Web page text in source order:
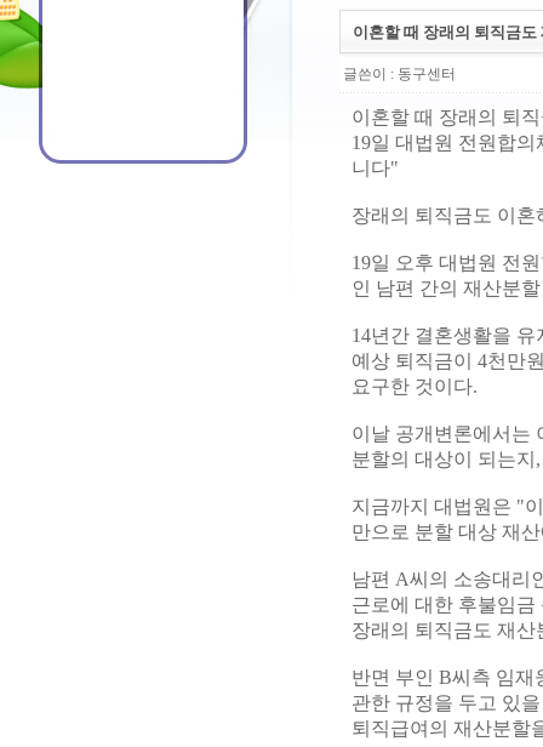
이혼할 때 장래의 퇴직금
글쓴이 : 동구센터
이혼할 때 장래의 퇴
19일 대법원 전원합
니다"
장래의 퇴직금도 이
19일 오후 대법원 전
인 남편 간의 재산분
14년간 결혼생활을
예상 퇴직금이 4천만
요구한 것이다.
이날 공개변론에서는
분할의 대상이 되는
지금까지 대법원은 "
만으로 분할 대상 재
남편 A씨의 소송대리
근로에 대한 후불임
장래의 퇴직금도 재
반면 부인 B씨측 임
관한 규정을 두고 있
퇴직급여의 재산분할